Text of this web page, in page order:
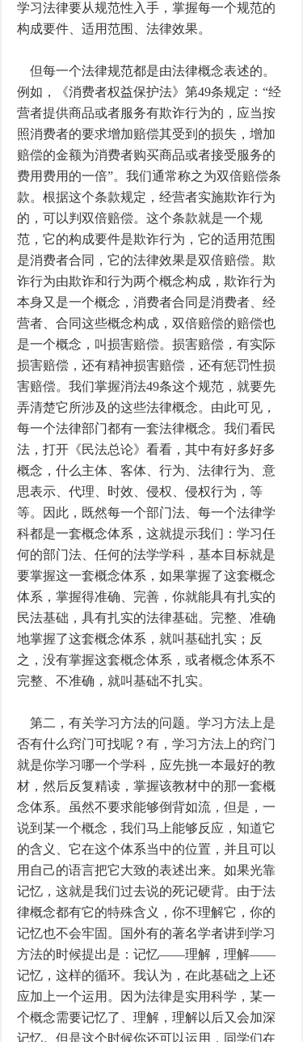
学习法律要从规范性入手，掌握每一个规范的
构成要件、适用范围、法律效果。
但每一个法律规范都是由法律概念表述的。
例如，《消费者权益保护法》第49条规定：“经
营者提供商品或者服务有欺诈行为的，应当按
照消费者的要求增加赔偿其受到的损失，增加
赔偿的金额为消费者购买商品或者接受服务的
费用费用的一倍”。我们通常称之为双倍赔偿条
款。根据这个条款规定，经营者实施欺诈行为
的，可以判双倍赔偿。这个条款就是一个规
范，它的构成要件是欺诈行为，它的适用范围
是消费者合同，它的法律效果是双倍赔偿。欺
诈行为由欺诈和行为两个概念构成，欺诈行为
本身又是一个概念，消费者合同是消费者、经
营者、合同这些概念构成，双倍赔偿的赔偿也
是一个概念，叫损害赔偿。损害赔偿，有实际
损害赔偿，还有精神损害赔偿，还有惩罚性损
害赔偿。我们掌握消法49条这个规范，就要先
弄清楚它所涉及的这些法律概念。由此可见，
每一个法律部门都有一套法律概念。我们看民
法，打开《民法总论》看看，其中有好多好多
概念，什么主体、客体、行为、法律行为、意
思表示、代理、时效、侵权、侵权行为，等
等。因此，既然每一个部门法、每一个法律学
科都是一套概念体系，这就提示我们：学习任
何的部门法、任何的法学学科，基本目标就是
要掌握这一套概念体系，如果掌握了这套概念
体系，掌握得准确、完善，你就能具有扎实的
民法基础，具有扎实的法律基础。完整、准确
地掌握了这套概念体系，就叫基础扎实；反
之，没有掌握这套概念体系，或者概念体系不
完整、不准确，就叫基础不扎实。
第二，有关学习方法的问题。学习方法上是
否有什么窍门可找呢？有，学习方法上的窍门
就是你学习哪一个学科，应先挑一本最好的教
材，然后反复精读，掌握该教材中的那一套概
念体系。虽然不要求能够倒背如流，但是，一
说到某一个概念，我们马上能够反应，知道它
的含义、它在这个体系当中的位置，并且可以
用自己的语言把它大致的表述出来。如果光靠
记忆，这就是我们过去说的死记硬背。由于法
律概念都有它的特殊含义，你不理解它，你的
记忆也不会牢固。国外有的著名学者讲到学习
方法的时候提出是：记忆――理解，理解――
记忆，这样的循环。我认为，在此基础之上还
应加上一个运用。因为法律是实用科学，某一
个概念需要记忆了、理解，理解以后又会加深
记忆。但是这个时候你还可以运用，同学们在